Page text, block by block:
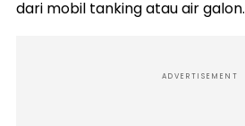
dari mobil tanking atau air galon.
ADVERTISEMENT